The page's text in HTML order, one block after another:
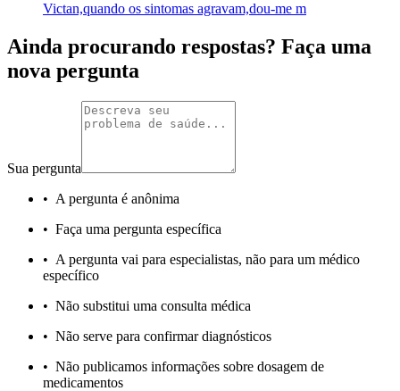
Victan,quando os sintomas agravam,dou-me m
Ainda procurando respostas? Faça uma
nova pergunta
Sua pergunta
• A pergunta é anônima
• Faça uma pergunta específica
• A pergunta vai para especialistas, não para um médico
específico
• Não substitui uma consulta médica
• Não serve para confirmar diagnósticos
• Não publicamos informações sobre dosagem de
medicamentos